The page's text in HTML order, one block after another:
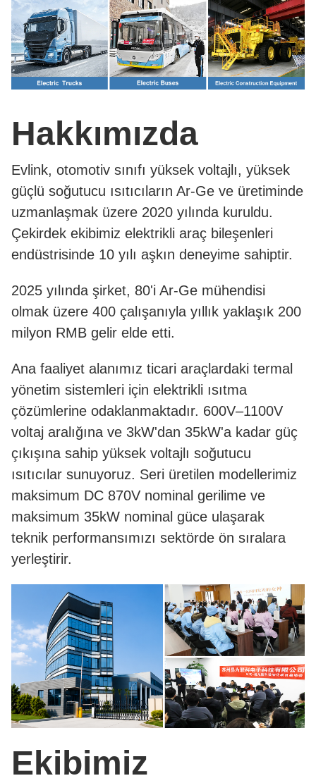
Hakkımızda
Evlink, otomotiv sınıfı yüksek voltajlı, yüksek
güçlü soğutucu ısıtıcıların Ar-Ge ve üretiminde
uzmanlaşmak üzere 2020 yılında kuruldu.
Çekirdek ekibimiz elektrikli araç bileşenleri
endüstrisinde 10 yılı aşkın deneyime sahiptir.
2025 yılında şirket, 80'i Ar-Ge mühendisi
olmak üzere 400 çalışanıyla yıllık yaklaşık 200
milyon RMB gelir elde etti.
Ana faaliyet alanımız ticari araçlardaki termal
yönetim sistemleri için elektrikli ısıtma
çözümlerine odaklanmaktadır. 600V–1100V
voltaj aralığına ve 3kW'dan 35kW'a kadar güç
çıkışına sahip yüksek voltajlı soğutucu
ısıtıcılar sunuyoruz. Seri üretilen modellerimiz
maksimum DC 870V nominal gerilime ve
maksimum 35kW nominal güce ulaşarak
teknik performansımızı sektörde ön sıralara
yerleştirir.
Ekibimiz